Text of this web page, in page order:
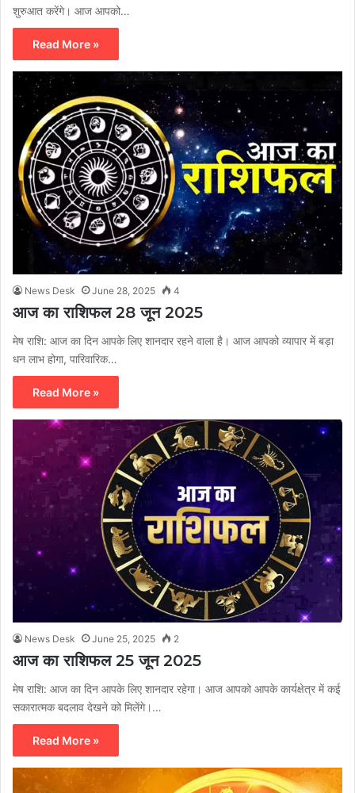
शुरुआत करेंगे। आज आपको…
Read More »
News Desk June 28, 2025 4
आज का राशिफल 28 जून 2025
मेष राशि: आज का दिन आपके लिए शानदार रहने वाला है। आज आपको व्यापार में बड़ा
धन लाभ होगा, पारिवारिक…
Read More »
News Desk June 25, 2025 2
आज का राशिफल 25 जून 2025
मेष राशि: आज का दिन आपके लिए शानदार रहेगा। आज आपको आपके कार्यक्षेत्र में कई
सकारात्मक बदलाव देखने को मिलेंगे।…
Read More »